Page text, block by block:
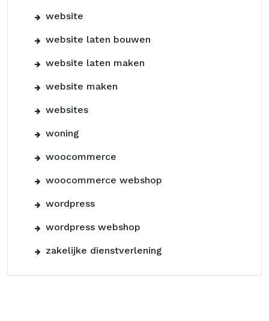
website
website laten bouwen
website laten maken
website maken
websites
woning
woocommerce
woocommerce webshop
wordpress
wordpress webshop
zakelijke dienstverlening